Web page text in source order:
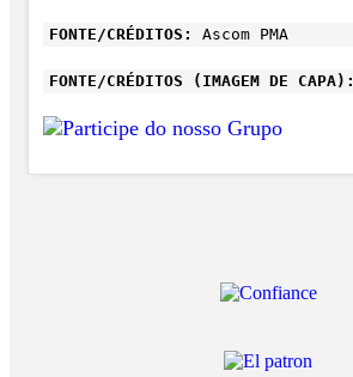
FONTE/CRÉDITOS: Ascom PMA
FONTE/CRÉDITOS (IMAGEM DE CAPA):